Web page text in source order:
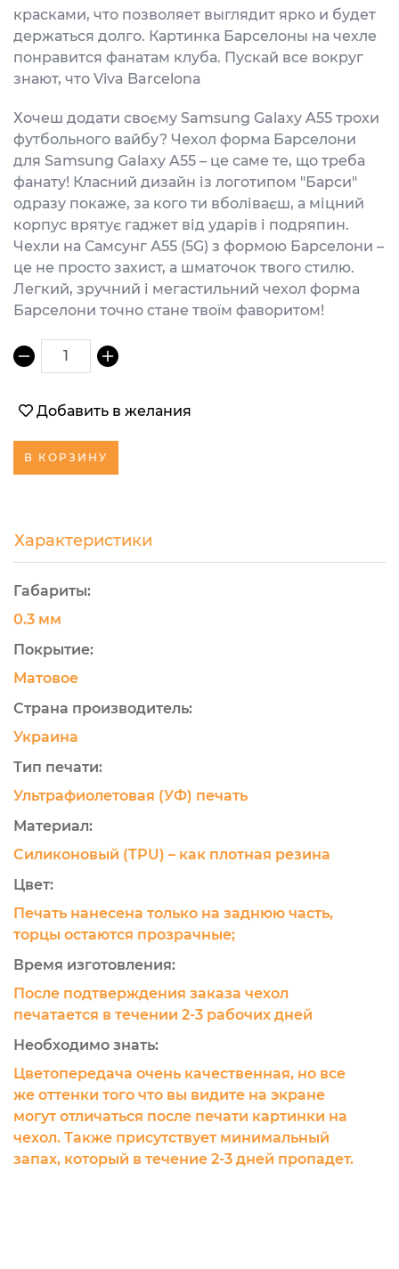
красками, что позволяет выглядит ярко и будет
держаться долго. Картинка Барселоны на чехле
понравится фанатам клуба. Пускай все вокруг
знают, что Viva Barcelona
Хочеш додати своєму Samsung Galaxy A55 трохи
футбольного вайбу? Чехол форма Барселони
для Samsung Galaxy A55 – це саме те, що треба
фанату! Класний дизайн із логотипом "Барси"
одразу покаже, за кого ти вболіваєш, а міцний
корпус врятує гаджет від ударів і подряпин.
Чехли на Самсунг А55 (5G) з формою Барселони –
це не просто захист, а шматочок твого стилю.
Легкий, зручний і мегастильний чехол форма
Барселони точно стане твоїм фаворитом!
1
Добавить в желания
В КОРЗИНУ
Характеристики
Габариты:
0.3 мм
Покрытие:
Матовое
Страна производитель:
Украина
Тип печати:
Ультрафиолетовая (УФ) печать
Материал:
Силиконовый (TPU) – как плотная резина
Цвет:
Печать нанесена только на заднюю часть,
торцы остаются прозрачные;
Время изготовления:
После подтверждения заказа чехол
печатается в течении 2-3 рабочих дней
Необходимо знать:
Цветопередача очень качественная, но все
же оттенки того что вы видите на экране
могут отличаться после печати картинки на
чехол. Также присутствует минимальный
запах, который в течение 2-3 дней пропадет.